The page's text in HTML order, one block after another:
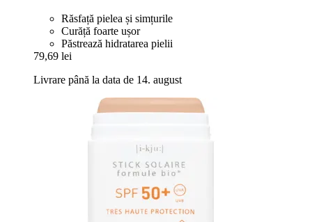
Răsfață pielea și simțurile
Curăță foarte ușor
Păstrează hidratarea pielii
79,69 lei
Livrare până la data de 14. august